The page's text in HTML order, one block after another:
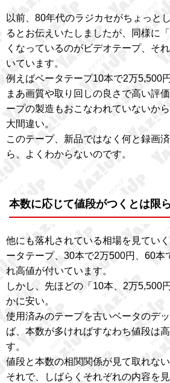
以前、80年代のラジカセがちょっと
るとお伝えいたしましたが、同様に
くなっているのがビデオテープ、そ
いています。
例えばベータテープ10本で2万5,500
まあ画質や取り回しの良さで高い評
ープの製造もおこなわれていないか
大間違い。
このテープ、新品ではなく何と録画
ら、よくわからないのです。
本数に応じて値段がつくとは限
他にも落札されている相場を見てい
ータテープ、30本で2万500円、60本
れ高値が付いています。
しかし、先ほどの「10本、2万5,500
かに安い。
使用済みのテープを古いベータのデ
ば、本数が多ければすなわち値段は
す。
値段と本数の相関関係が見て取れない
それで、しばらくそれぞれの内容を